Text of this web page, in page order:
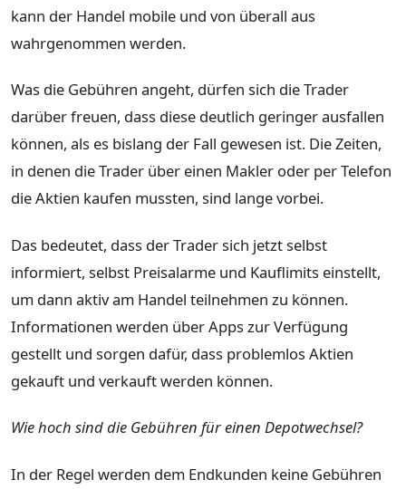
kann der Handel mobile und von überall aus
wahrgenommen werden.
Was die Gebühren angeht, dürfen sich die Trader
darüber freuen, dass diese deutlich geringer ausfallen
können, als es bislang der Fall gewesen ist. Die Zeiten,
in denen die Trader über einen Makler oder per Telefon
die Aktien kaufen mussten, sind lange vorbei.
Das bedeutet, dass der Trader sich jetzt selbst
informiert, selbst Preisalarme und Kauflimits einstellt,
um dann aktiv am Handel teilnehmen zu können.
Informationen werden über Apps zur Verfügung
gestellt und sorgen dafür, dass problemlos Aktien
gekauft und verkauft werden können.
Wie hoch sind die Gebühren für einen Depotwechsel?
In der Regel werden dem Endkunden keine Gebühren